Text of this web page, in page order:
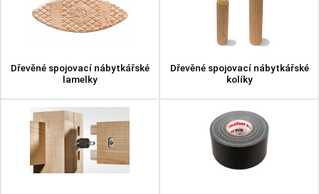
Dřevěné spojovací nábytkářské
lamelky
Dřevěné spojovací nábytkářské
kolíky